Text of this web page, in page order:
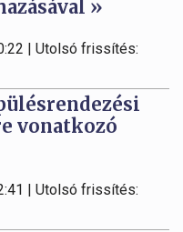
»
| Utolsó frissítés:
vonatkozó
| Utolsó frissítés: